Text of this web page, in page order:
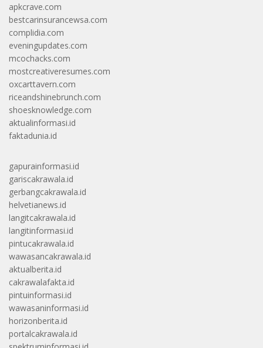
apkcrave.com
bestcarinsurancewsa.com
complidia.com
eveningupdates.com
mcochacks.com
mostcreativeresumes.com
oxcarttavern.com
riceandshinebrunch.com
shoesknowledge.com
aktualinformasi.id
faktadunia.id
gapurainformasi.id
gariscakrawala.id
gerbangcakrawala.id
helvetianews.id
langitcakrawala.id
langitinformasi.id
pintucakrawala.id
wawasancakrawala.id
aktualberita.id
cakrawalafakta.id
pintuinformasi.id
wawasaninformasi.id
horizonberita.id
portalcakrawala.id